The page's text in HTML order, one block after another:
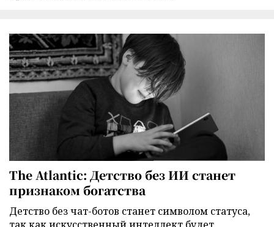
The Atlantic: Детство без ИИ станет
признаком богатства
Детство без чат-ботов станет символом статуса,
так как искусственный интеллект будет